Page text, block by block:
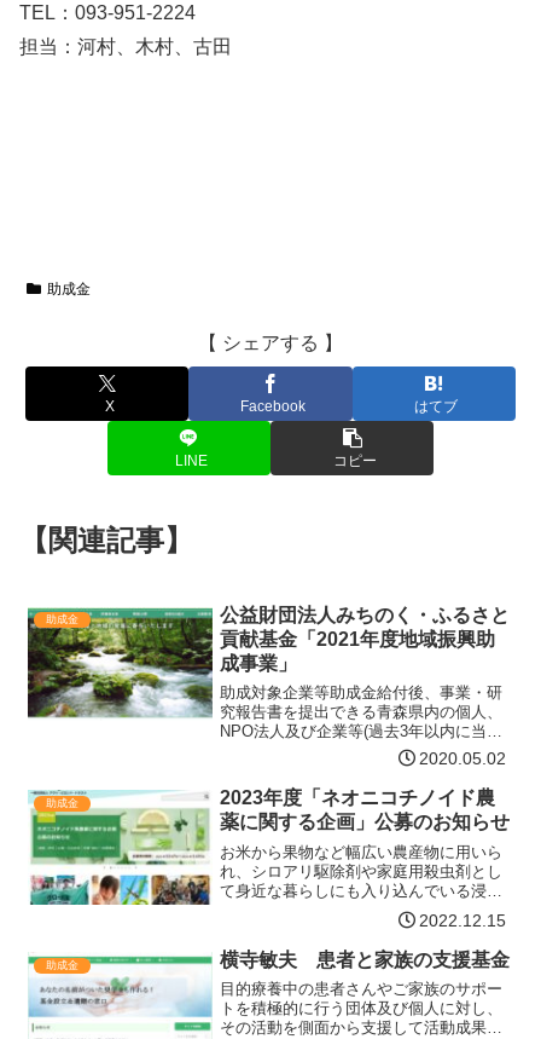
TEL：093-951-2224
担当：河村、木村、古田
助成金
【 シェアする 】
X Facebook はてブ
LINE コピー
【関連記事】
助成金
公益財団法人みちのく・ふるさと
貢献基金「2021年度地域振興助
成事業」
助成対象企業等助成金給付後、事業・研
究報告書を提出できる青森県内の個人、
NPO法人及び企業等(過去3年以内に当財
団の助成金交付を受けていない企業等)助
成対象事業 将来性の高い新規性、独自性
のある事業 独自の技術やアイディアを活
かした新商品の…【詳細はコチラ】
2020.05.02
助成金
2023年度「ネオニコチノイド農
薬に関する企画」公募のお知らせ
お米から果物など幅広い農産物に用いら
れ、シロアリ駆除剤や家庭用殺虫剤とし
て身近な暮らしにも入り込んでいる浸透
性殺虫剤（ネオニコチノイドおよびフィ
プロニル）――。近年の急速な研究の進
展により、環境中での持続的な慢性曝露
による無脊椎動物への時間…【詳細はコ
チラ】
2022.12.15
助成金 横寺敏夫 患者と家族の支援基金
目的療養中の患者さんやご家族のサポー
トを積極的に行う団体及び個人に対し、
その活動を側面から支援して活動成果の